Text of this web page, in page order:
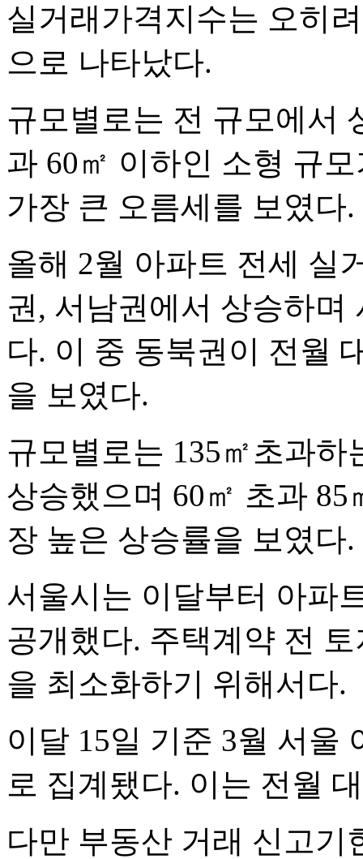
실거래가격지수는 오히
으로 나타났다.
규모별로는 전 규모에서
과 60㎡ 이하인 소형 규
가장 큰 오름세를 보였다.
올해 2월 아파트 전세 실
권, 서남권에서 상승하며
다. 이 중 동북권이 전월
을 보였다.
규모별로는 135㎡초과
상승했으며 60㎡ 초과
장 높은 상승률을 보였다.
서울시는 이달부터 아파
공개했다. 주택계약 전
을 최소화하기 위해서다.
이달 15일 기준 3월 서울
로 집계됐다. 이는 전월
다만 부동산 거래 신고기